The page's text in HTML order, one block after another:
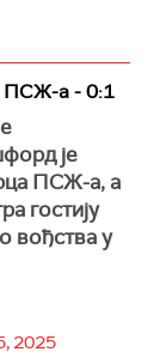
ПСЖ-а - 0:1
је
ПСЖ-а, а
гостију
вођства у
2025